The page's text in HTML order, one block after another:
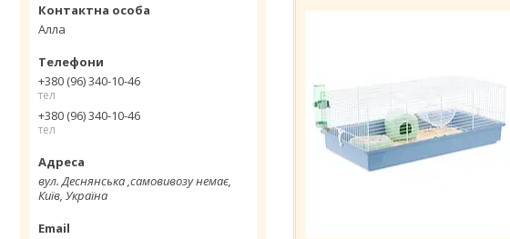
Алла
+380 (96) 340-10-46
тел
+380 (96) 340-10-46
тел
вул. Деснянська ,самовивозу немає,
Київ, Україна